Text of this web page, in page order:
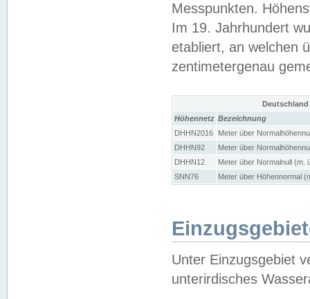
Messpunkten.
Im 19. Jahrhundert
etabliert, an welchen
zentimetergenau
Höhennetz Bezeichnung
DHHN2016
Meter über
DHHN92
Meter über
DHHN12
Meter über Normalnull (m.
SNN76
Meter über Höhennormal
Unter Einzugsgebiet
unterirdisches